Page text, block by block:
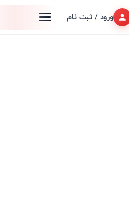
ورود / ثبت نام